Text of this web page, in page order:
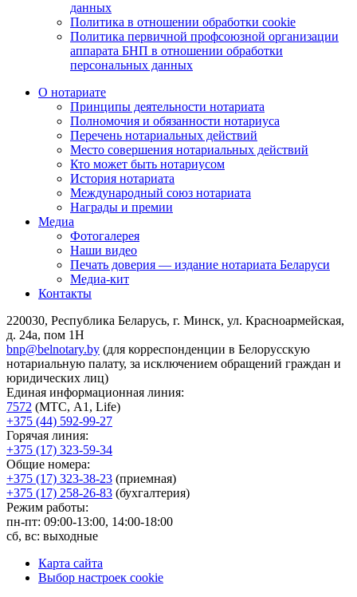
данных
Политика в отношении обработки cookie
Политика первичной профсоюзной организации
аппарата БНП в отношении обработки
персональных данных
О нотариате
Принципы деятельности нотариата
Полномочия и обязанности нотариуса
Перечень нотариальных действий
Место совершения нотариальных действий
Кто может быть нотариусом
История нотариата
Международный союз нотариата
Награды и премии
Медиа
Фотогалерея
Наши видео
Печать доверия — издание нотариата Беларуси
Медиа-кит
Контакты
220030, Республика Беларусь, г. Минск, ул. Красноармейская,
д. 24а, пом 1Н
bnp@belnotary.by (для корреспонденции в Белорусскую
нотариальную палату, за исключением обращений граждан и
юридических лиц)
Единая информационная линия:
7572 (МТС, A1, Life)
+375 (44) 592-99-27
Горячая линия:
+375 (17) 323-59-34
Общие номера:
+375 (17) 323-38-23 (приемная)
+375 (17) 258-26-83 (бухгалтерия)
Режим работы:
пн-пт: 09:00-13:00, 14:00-18:00
сб, вс: выходные
Карта сайта
Выбор настроек cookie